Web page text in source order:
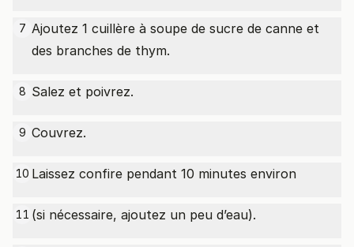
7 Ajoutez 1 cuillère à soupe de sucre de canne et
des branches de thym.
8 Salez et poivrez.
9 Couvrez.
10 Laissez confire pendant 10 minutes environ
11 (si nécessaire, ajoutez un peu d’eau).